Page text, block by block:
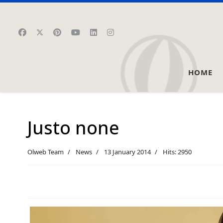
HOME
Justo none
Olweb Team News 13 January 2014 Hits: 2950